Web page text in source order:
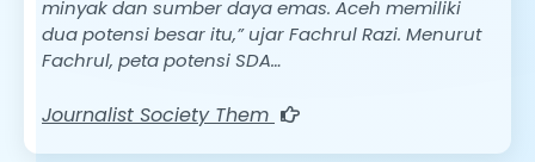
minyak dan sumber daya emas. Aceh memiliki
dua potensi besar itu,” ujar Fachrul Razi. Menurut
Fachrul, peta potensi SDA…
Journalist Society Them